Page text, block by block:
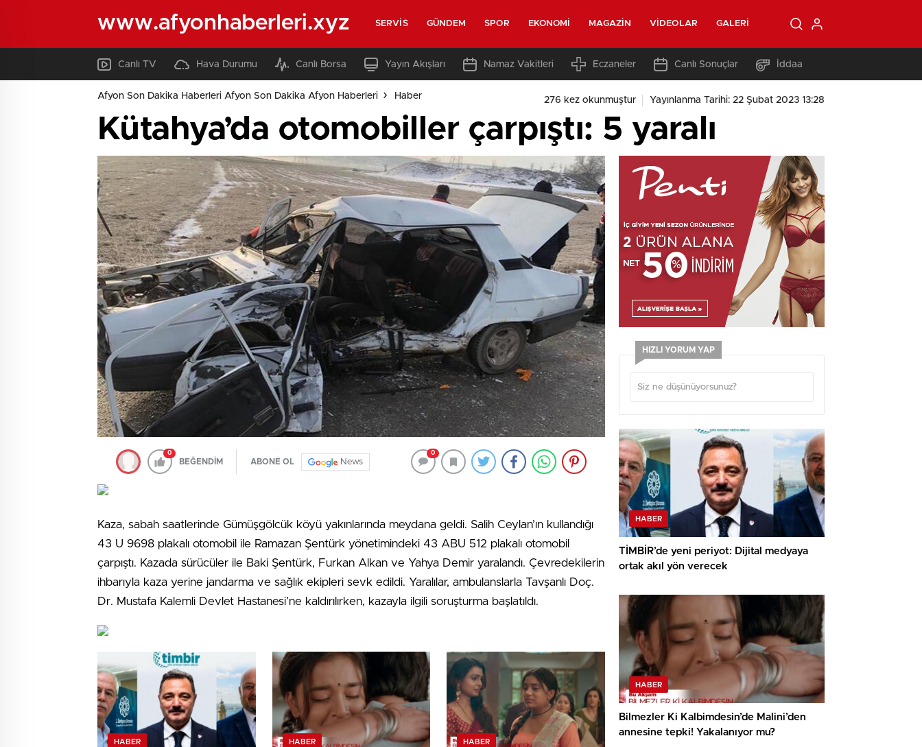
www.afyonhaberleri.xyz SERVIS GÜNDEM SPOR EKONOMI MAGAZIN VIDEOLAR GALERI
Canlı TV Hava Durumu Canlı Borsa Yayın Akışları Namaz Vakitleri Eczaneler Canlı Sonuçlar İddaa
Afyon Son Dakika Haberleri Afyon Son Dakika Afyon Haberleri Haber 276 kez okunmuştur Yayınlanma Tarihi: 22 Şubat 2023 13:28
Kütahya’da otomobiller çarpıştı: 5 yaralı
0
BEĞENDİM ABONE OL News
0
Kaza, sabah saatlerinde Gümüşgölcük köyü yakınlarında meydana geldi. Salih Ceylan’ın kullandığı
43 U 9698 plakalı otomobil ile Ramazan Şentürk yönetimindeki 43 ABU 512 plakalı otomobil
çarpıştı. Kazada sürücüler ile Baki Şentürk, Furkan Alkan ve Yahya Demir yaralandı. Çevredekilerin
ihbarıyla kaza yerine jandarma ve sağlık ekipleri sevk edildi. Yaralılar, ambulanslarla Tavşanlı Doç.
Dr. Mustafa Kalemli Devlet Hastanesi’ne kaldırılırken, kazayla ilgili soruşturma başlatıldı.
HABER HABER HABER
HIZLI YORUM YAP
HABER
TİMBİR’de yeni periyot: Dijital medyaya
ortak akıl yön verecek
HABER
Bilmezler Ki Kalbimdesin’de Malini’den
annesine tepki! Yakalanıyor mu?